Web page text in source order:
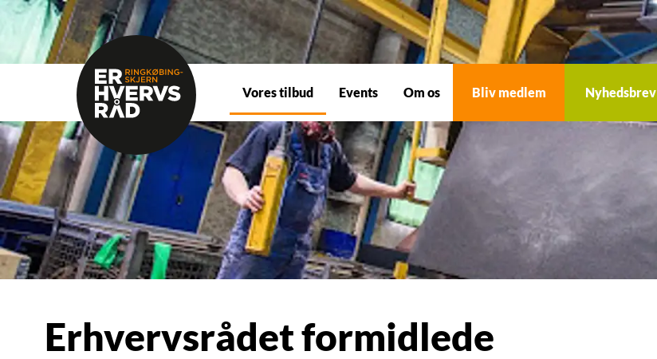
Vores tilbud Events Om os Bliv medlem Nyhedsbrev
Erhvervsrådet formidlede